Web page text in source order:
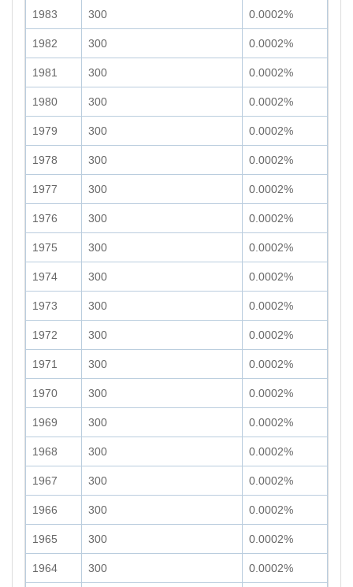
1983 300 0.0002%
1982 300 0.0002%
1981 300 0.0002%
1980 300 0.0002%
1979 300 0.0002%
1978 300 0.0002%
1977 300 0.0002%
1976 300 0.0002%
1975 300 0.0002%
1974 300 0.0002%
1973 300 0.0002%
1972 300 0.0002%
1971 300 0.0002%
1970 300 0.0002%
1969 300 0.0002%
1968 300 0.0002%
1967 300 0.0002%
1966 300 0.0002%
1965 300 0.0002%
1964 300 0.0002%